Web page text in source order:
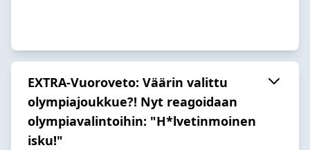
EXTRA-Vuoroveto: Väärin valittu
olympiajoukkue?! Nyt reagoidaan
olympiavalintoihin: "H*lvetinmoinen
isku!"